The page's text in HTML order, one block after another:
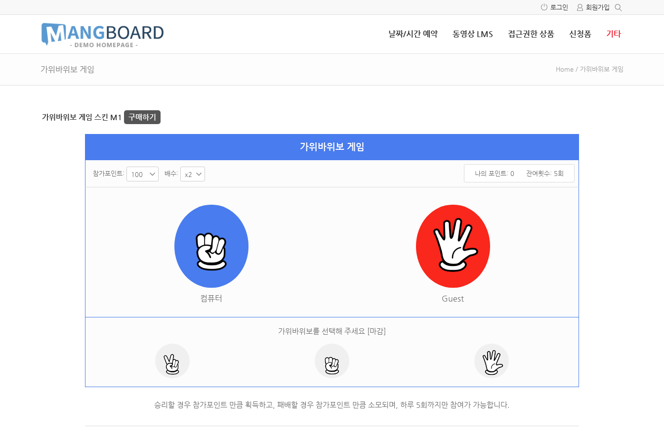
로그인 회원가입
날짜/시간 예약 동영상 LMS 접근권한 상품 신청폼 기타
가위바위보 게임 Home / 가위바위보 게임
가위바위보 게임 스킨 M1 구매하기
가위바위보 게임
나의 포인트: 0 잔여횟수: 5회
참가포인트: 배수:
컴퓨터 Guest
가위바위보를 선택해 주세요 [마감]
승리할 경우 참가포인트 만큼 획득하고, 패배할 경우 참가포인트 만큼 소모되며, 하루 5회까지만 참여가 가능합니다.